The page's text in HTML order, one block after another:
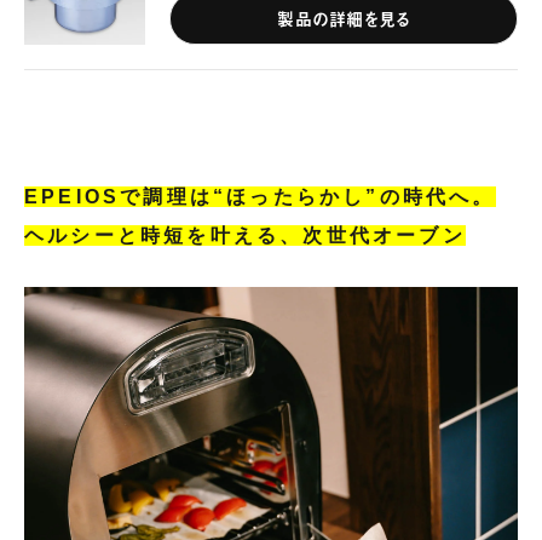
製品の詳細を見る
EPEIOSで調理は“ほったらかし”の時代へ。
ヘルシーと時短を叶える、次世代オーブン